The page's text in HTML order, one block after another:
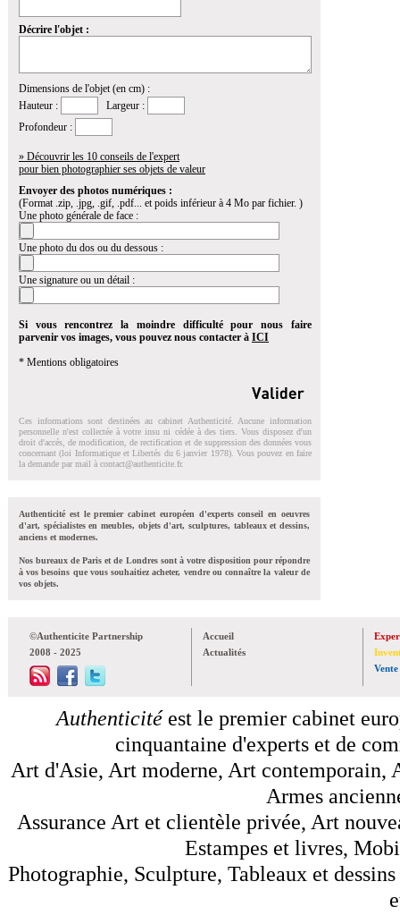
Décrire l'objet :
Dimensions de l'objet (en cm) :
Hauteur :
Largeur :
Profondeur :
» Découvrir les 10 conseils de l'expert
pour bien photographier ses objets de valeur
Envoyer des photos numériques :
(Format .zip, .jpg, .gif, .pdf... et poids inférieur à 4 Mo par fichier. )
Une photo générale de face :
Une photo du dos ou du dessous :
Une signature ou un détail :
Si vous rencontrez la moindre difficulté pour nous faire
parvenir vos images, vous pouvez nous contacter à ICI
* Mentions obligatoires
Ces informations sont destinées au cabinet Authenticité. Aucune information
personnelle n'est collectée à votre insu ni cédée à des tiers. Vous disposez d'un
droit d'accés, de modification, de rectification et de suppression des données vous
concernant (loi Informatique et Libertés du 6 janvier 1978). Vous pouvez en faire
la demande par mail à contact@authenticite.fr.
Authenticité est le premier cabinet européen d'experts conseil en oeuvres
d'art, spécialistes en meubles, objets d'art, sculptures, tableaux et dessins,
anciens et modernes.
Nos bureaux de Paris et de Londres sont à votre disposition pour répondre
à vos besoins que vous souhaitiez acheter, vendre ou connaître la valeur de
vos objets.
©Authenticite Partnership
2008 - 2025
Accueil
Actualités
Vente
Authenticitéest le premier cabinet
cinquantaine d'experts et de
Art d'Asie, Art moderne, Art contemporain,
Armes
Assurance Art et clientèle privée, Art
Estampes et livres,
Photographie, Sculpture, Tableaux et